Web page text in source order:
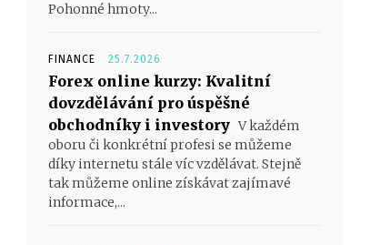
Pohonné hmoty...
FINANCE 25.7.2026
Forex online kurzy: Kvalitní
dovzdělávání pro úspěšné
obchodníky i investory V každém
oboru či konkrétní profesi se můžeme
díky internetu stále víc vzdělávat. Stejně
tak můžeme online získávat zajímavé
informace,...